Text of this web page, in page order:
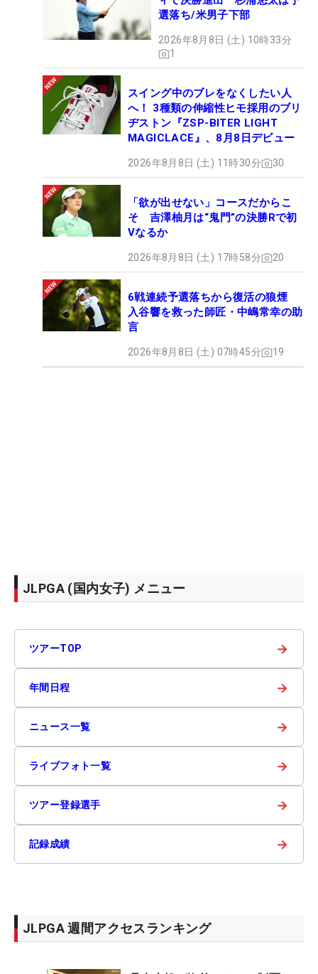
選落ち/米男子下部
2026年8月8日 (土) 10時33分
1
スイング中のブレをなくしたい人
へ！ 3種類の伸縮性ヒモ採用のブリ
ヂストン『ZSP-BITER LIGHT
MAGICLACE』、8月8日デビュー
2026年8月8日 (土) 11時30分 30
「欲が出せない」コースだからこ
そ 吉澤柚月は“鬼門”の決勝Rで初
Vなるか
2026年8月8日 (土) 17時58分 20
6戦連続予選落ちから復活の狼煙
入谷響を救った師匠・中嶋常幸の助
言
2026年8月8日 (土) 07時45分 19
JLPGA (国内女子) メニュー
ツアーTOP →
年間日程 →
ニュース一覧 →
ライブフォト一覧 →
ツアー登録選手 →
記録成績 →
JLPGA 週間アクセスランキング